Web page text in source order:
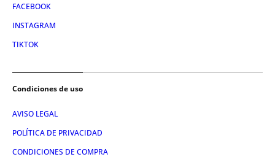
FACEBOOK
INSTAGRAM
TIKTOK
Condiciones de uso
AVISO LEGAL
POLÍTICA DE PRIVACIDAD
CONDICIONES DE COMPRA